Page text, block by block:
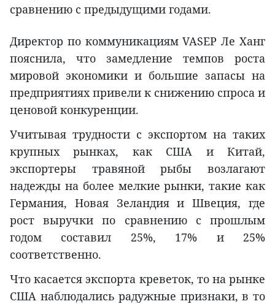
сравнению с предыдущими годами.
Директор по коммуникациям VASEP Ле Ханг
пояснила, что замедление темпов роста
мировой экономики и большие запасы на
предприятиях привели к снижению спроса и
ценовой конкуренции.
Учитывая трудности с экспортом на таких
крупных рынках, как США и Китай,
экспортеры травяной рыбы возлагают
надежды на более мелкие рынки, такие как
Германия, Новая Зеландия и Швеция, где
рост выручки по сравнению с прошлым
годом составил 25%, 17% и 25%
соответственно.
Что касается экспорта креветок, то на рынке
США наблюдались радужные признаки, в то